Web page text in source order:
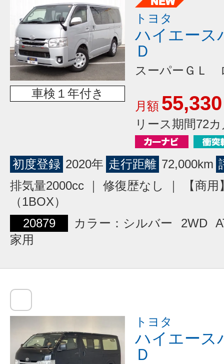
車検１年付き
トヨタ
ハイエー
Ｄ
スーパーＧＬ
月額 55,330
リース期間72
初度登録 2020年 走行距離 72,000km
排気量2000cc ｜ 修復歴なし ｜ 【商用
（1BOX）
20879
カラー：シルバー 2WD
家用
トヨタ
ハイエー
Ｄ